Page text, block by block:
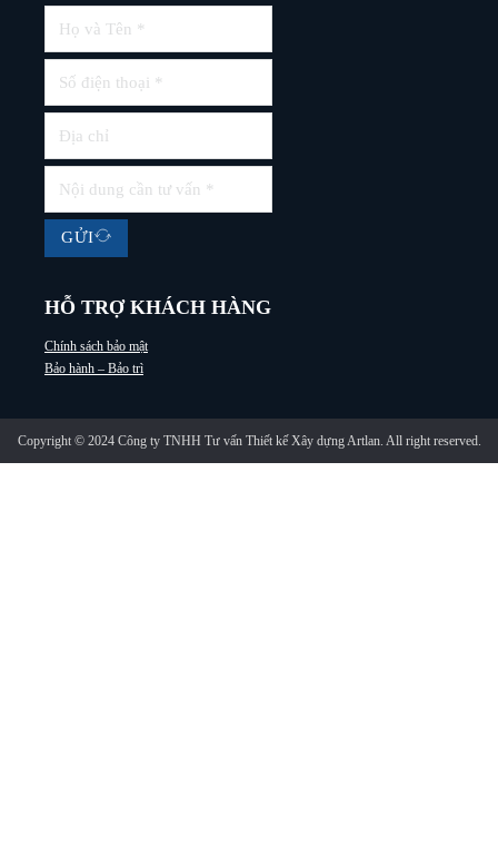
GỬI
HỖ TRỢ KHÁCH HÀNG
Chính sách bảo mật
Bảo hành – Bảo trì
Copyright © 2024 Công ty TNHH Tư vấn Thiết kế Xây dựng Artlan. All right reserved.